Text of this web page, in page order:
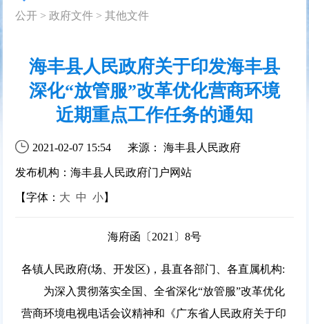
公开 >政府文件 >其他文件
海丰县人民政府关于印发海丰县
深化“放管服”改革优化营商环境
近期重点工作任务的通知
2021-02-07 15:54 来源： 海丰县人民政府
发布机构：海丰县人民政府门户网站
【字体： 大 中 小】
海府函〔2021〕8号
各镇人民政府(场、开发区)，县直各部门、各直属机构:
为深入贯彻落实全国、全省深化“放管服”改革优化
营商环境电视电话会议精神和《广东省人民政府关于印